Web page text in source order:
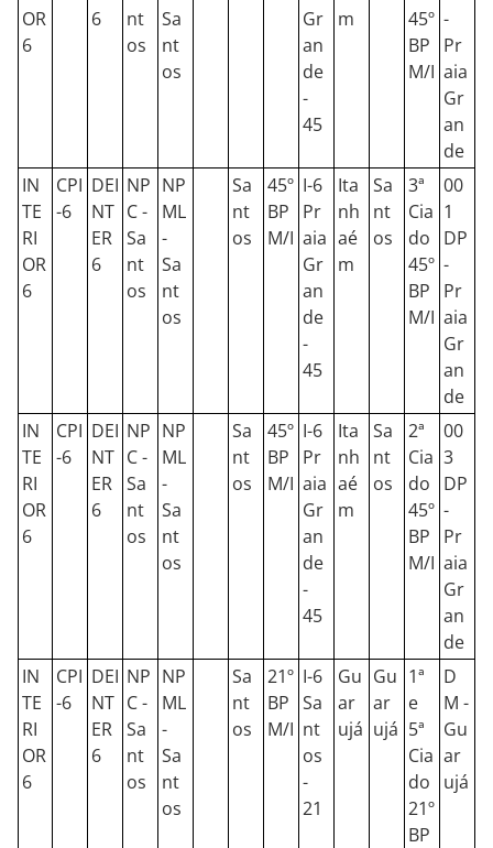
OR
6
6
nt
os
Sa
nt
os
Gr
an
de
-
45
m
45º
BP
M/I
-
Pr
aia
Gr
an
de
IN
TE
RI
OR
6
CPI
-6
DEI
NT
ER
6
NP
C -
Sa
nt
os
NP
ML
-
Sa
nt
os
Sa
nt
os
45º
BP
M/I
I-6
Pr
aia
Gr
an
de
-
45
Ita
nh
aé
m
Sa
nt
os
3ª
Cia
do
45º
BP
M/I
00
1
DP
-
Pr
aia
Gr
an
de
IN
TE
RI
OR
6
CPI
-6
DEI
NT
ER
6
NP
C -
Sa
nt
os
NP
ML
-
Sa
nt
os
Sa
nt
os
45º
BP
M/I
I-6
Pr
aia
Gr
an
de
-
45
Ita
nh
aé
m
Sa
nt
os
2ª
Cia
do
45º
BP
M/I
00
3
DP
-
Pr
aia
Gr
an
de
IN
TE
RI
OR
6
CPI
-6
DEI
NT
ER
6
NP
C -
Sa
nt
os
NP
ML
-
Sa
nt
os
Sa
nt
os
21º
BP
M/I
I-6
Sa
nt
os
-
21
Gu
ar
ujá
Gu
ar
ujá
1ª
e
5ª
Cia
do
21º
BP
D
M -
Gu
ar
ujá